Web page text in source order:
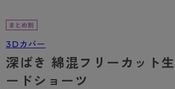
- 柄タイツ
- ひざ下丈タイツ
- 着圧タイツ
肌着・インナー
- 長袖（七分袖以上）
雑貨・小物
スクールタイム
みんなの、みんなの。
配送方法について
返品・交換について
3Dカバー
深ばき 綿混フリーカット
ードショーツ